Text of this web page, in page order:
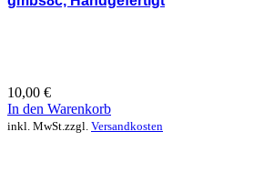
10,00 €
In den Warenkorb
inkl. MwSt.zzgl. Versandkosten